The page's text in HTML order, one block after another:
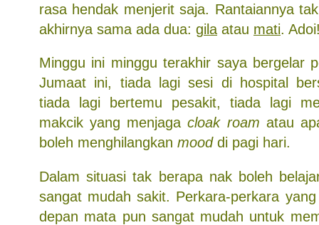
rasa hendak menjerit saja. Rantaiannya
akhirnya sama ada dua: gila atau mati.
Minggu ini minggu terakhir saya bergelar
Jumaat ini, tiada lagi sesi di hospital
tiada lagi bertemu pesakit, tiada lagi
makcik yang menjagacloak roam atau
boleh menghilangkan mooddi pagi hari.
Dalam situasi tak berapa nak boleh
sangat mudah sakit. Perkara-perkara
depan mata pun sangat mudah untuk